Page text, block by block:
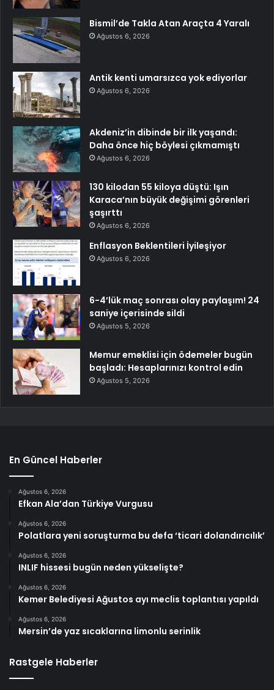
Bismil’de Takla Atan Araçta 4 Yaralı
Ağustos 6, 2026
Antik kenti umarsızca yok ediyorlar
Ağustos 6, 2026
Akdeniz’in dibinde bir ilk yaşandı:
Daha önce hiç böylesi çıkmamıştı
Ağustos 6, 2026
130 kilodan 55 kiloya düştü: Işın
Karaca’nın büyük değişimi görenleri
şaşırttı
Ağustos 6, 2026
Enflasyon Beklentileri İyileşiyor
Ağustos 6, 2026
6-4’lük maç sonrası olay paylaşım! 24
saniye içerisinde sildi
Ağustos 5, 2026
Memur emeklisi için ödemeler bugün
başladı: Hesaplarınızı kontrol edin
Ağustos 5, 2026
En Güncel Haberler
Ağustos 6, 2026
Efkan Ala’dan Türkiye Vurgusu
Ağustos 6, 2026
Polatlara yeni soruşturma bu defa ‘ticari dolandırıcılık’
Ağustos 6, 2026
INLIF hissesi bugün neden yükselişte?
Ağustos 6, 2026
Kemer Belediyesi Ağustos ayı meclis toplantısı yapıldı
Ağustos 6, 2026
Mersin’de yaz sıcaklarına limonlu serinlik
Rastgele Haberler